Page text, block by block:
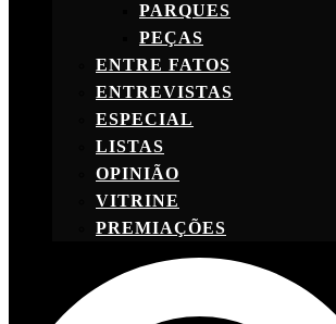
PARQUES
PEÇAS
ENTRE FATOS
ENTREVISTAS
ESPECIAL
LISTAS
OPINIÃO
VITRINE
PREMIAÇÕES